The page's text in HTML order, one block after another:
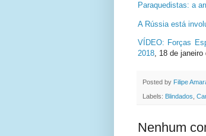
Paraquedistas: a
A Rússia está
VÍDEO: Forças
2018 18 de janeiro
Posted by Filipe
Labels: Blindados
Nenhum